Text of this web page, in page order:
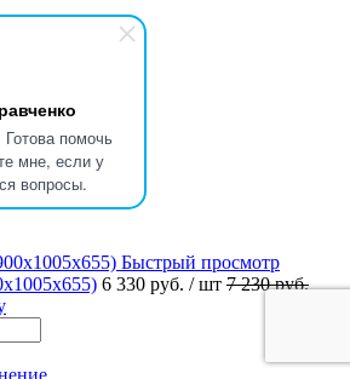
помочь
мне, если у
вопросы.
Быстрый просмотр
6 330 руб. / шт 7 230 руб.